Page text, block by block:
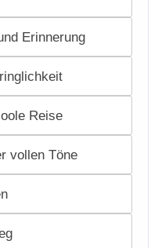
Erinnerung
Reise
vollen Töne